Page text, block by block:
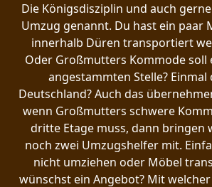
Die Königsdisziplin und auch
Umzug genannt. Du hast ein paar
innerhalb Düren transportiert
Oder Großmutters Kommode soll
angestammten Stelle?
Deutschland? Auch das
wenn Großmutters schwere
dritte Etage muss, dann bringen
noch zwei Umzugshelfer mit.
nicht umziehen oder Möbel
wünschst ein Angebot? Mit